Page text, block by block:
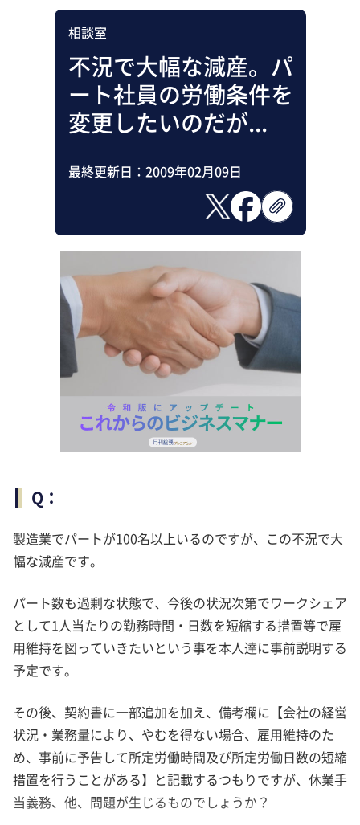
相談室
不況で大幅な減産。パ
ート社員の労働条件を
変更したいのだが...
最終更新日： 2009年02月09日
Q：
製造業でパートが100名以上いるのですが、この不況で大
幅な減産です。
パート数も過剰な状態で、今後の状況次第でワークシェア
として1人当たりの勤務時間・日数を短縮する措置等で雇
用維持を図っていきたいという事を本人達に事前説明する
予定です。
その後、契約書に一部追加を加え、備考欄に【会社の経営
状況・業務量により、やむを得ない場合、雇用維持のた
め、事前に予告して所定労働時間及び所定労働日数の短縮
措置を行うことがある】と記載するつもりですが、休業手
当義務、他、問題が生じるものでしょうか？